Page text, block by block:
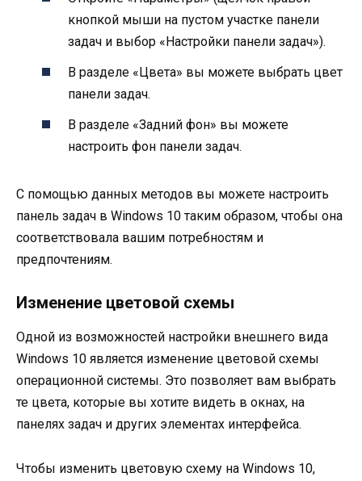
кнопкой мыши на пустом участке панели
задач и выбор «Настройки панели задач»).
В разделе «Цвета» вы можете выбрать цвет
панели задач.
В разделе «Задний фон» вы можете
настроить фон панели задач.
С помощью данных методов вы можете настроить
панель задач в Windows 10 таким образом, чтобы она
соответствовала вашим потребностям и
предпочтениям.
Изменение цветовой схемы
Одной из возможностей настройки внешнего вида
Windows 10 является изменение цветовой схемы
операционной системы. Это позволяет вам выбрать
те цвета, которые вы хотите видеть в окнах, на
панелях задач и других элементах интерфейса.
Чтобы изменить цветовую схему на Windows 10,